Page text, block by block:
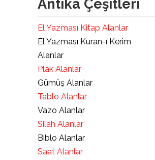
Antika Çeşitleri
El Yazması Kitap Alanlar
El Yazması Kuran-ı Kerim
Alanlar
Plak Alanlar
Gümüş Alanlar
Tablo Alanlar
Vazo Alanlar
Silah Alanlar
Biblo Alanlar
Saat Alanlar